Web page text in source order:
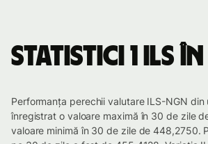
Statistici 1 ILS în
Performanța perechii valutare ILS-NGN
înregistrat o valoare maximă în 30 de zile
valoare minimă în 30 de zile de 448,2750.